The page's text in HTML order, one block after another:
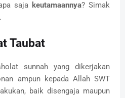
saja keutamaannya? Simak
Taubat
sunnah yang dikerjakan
ampun kepada Allah SWT
baik disengaja maupun